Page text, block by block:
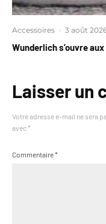
Accessoires · 3 août
Wunderlich s’ouvre
Laisser un
Votre adresse e-mail ne sera
avec *
Commentaire*